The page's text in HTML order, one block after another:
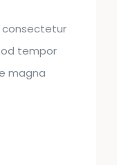
consectetur
tempor
magna